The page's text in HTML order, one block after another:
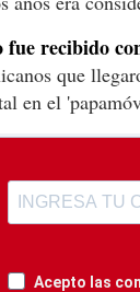
fue recibido
que
en el
Acepto las